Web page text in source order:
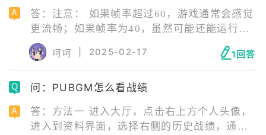
答：注意： 如果帧率超过60，游戏通常会感觉
更流畅；如果帧率为40，虽然可能还能运行，
但可能会出现卡顿现象。 1、打开游戏点击屏
幕右上角的三条杠 2、在下拉菜单中选择“显示
帧率”或“帧率选项”。 3、进入游戏后，能够在
屏幕的左上角看到一个不太清晰的黄色数字，
呵呵 2025-02-17 1回答
问：PUBGM怎么看战绩
答：方法一 进入大厅，点击右上方个人头像，
进入到资料界面，选择右侧的历史战绩，通过